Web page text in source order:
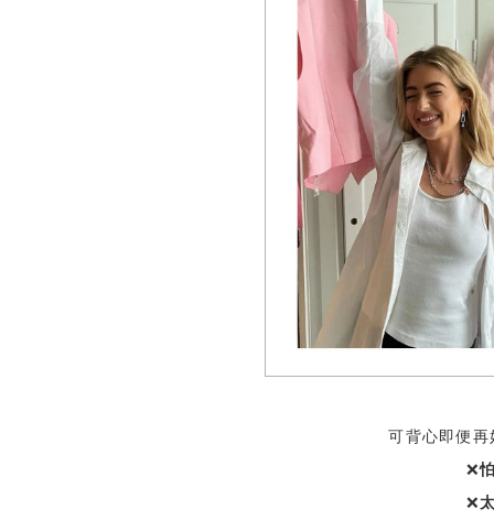
可背心即便
❌
❌